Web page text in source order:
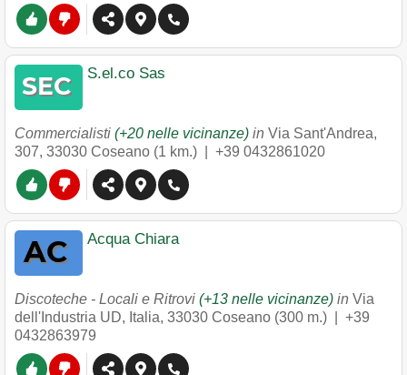
S.el.co Sas
Commercialisti (+20 nelle vicinanze) in Via Sant'Andrea,
307, 33030 Coseano (1 km.) | +39 0432861020
Acqua Chiara
Discoteche - Locali e Ritrovi (+13 nelle vicinanze) in Via
dell'Industria UD, Italia, 33030 Coseano (300 m.) | +39
0432863979